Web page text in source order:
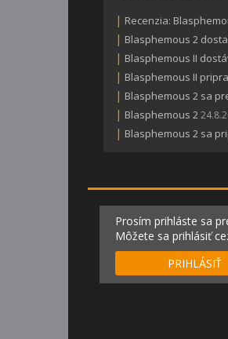
| Recenzia:
| Blasphemous 2
| Blasphemous II
| Blasphemous II
| Blasphemous 2 sa
| Blasphemous 2
| Blasphemous 2 sa
Prosím prihláste sa
Môžete sa prihlásiť
PRIHLÁSIŤ